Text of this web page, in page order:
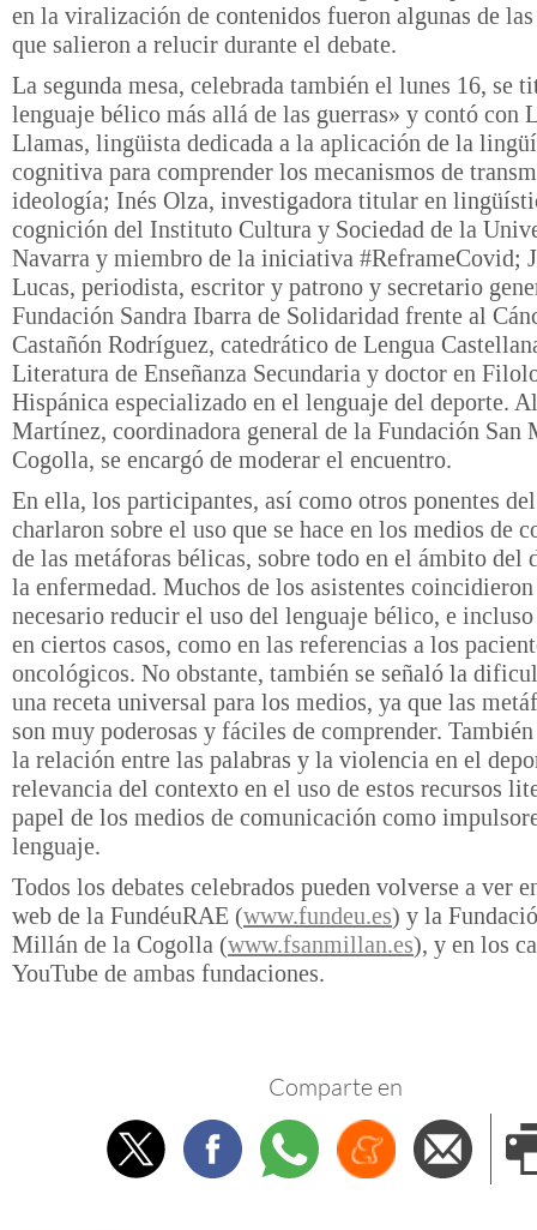
en la viralización de contenidos fueron algunas de
que salieron a relucir durante el debate.
La segunda mesa, celebrada también el lunes 16, se
lenguaje bélico más allá de las guerras» y contó con
Llamas, lingüista dedicada a la aplicación de la
cognitiva para comprender los mecanismos de
ideología; Inés Olza, investigadora titular en
cognición del Instituto Cultura y Sociedad de la
Navarra y miembro de la iniciativa #ReframeCovid;
Lucas, periodista, escritor y patrono y secretario
Fundación Sandra Ibarra de Solidaridad frente al
Castañón Rodríguez, catedrático de Lengua
Literatura de Enseñanza Secundaria y doctor en
Hispánica especializado en el lenguaje del deporte.
Martínez, coordinadora general de la Fundación San
Cogolla, se encargó de moderar el encuentro.
En ella, los participantes, así como otros ponentes
charlaron sobre el uso que se hace en los medios de
de las metáforas bélicas, sobre todo en el ámbito del
la enfermedad. Muchos de los asistentes coincidieron
necesario reducir el uso del lenguaje bélico, e
en ciertos casos, como en las referencias a los
oncológicos. No obstante, también se señaló la
una receta universal para los medios, ya que las
son muy poderosas y fáciles de comprender.
la relación entre las palabras y la violencia en el
relevancia del contexto en el uso de estos recursos
papel de los medios de comunicación como
lenguaje.
Todos los debates celebrados pueden volverse a ver
web de la FundéuRAE (www.fundeu.es) y la
Millán de la Cogolla (www.fsanmillan.es), y en los
YouTube de ambas fundaciones.
Comparte en
TwitterFacebookWhatsappMenéame